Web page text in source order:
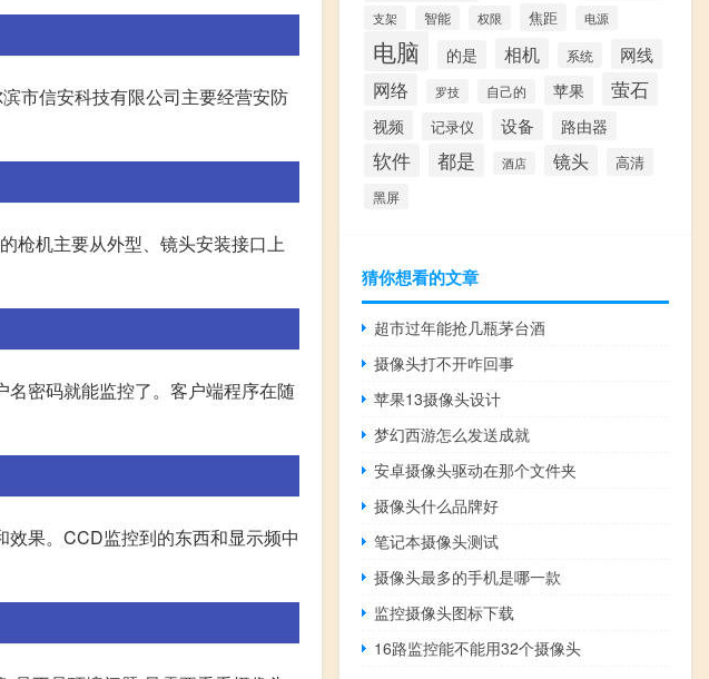
市信安科技有限公司主要经营安防
枪机主要从外型、镜头安装接口上
密码就能监控了。客户端程序在随
果。CCD监控到的东西和显示频中
支架 智能 权限 焦距 电源
电脑 的是 相机 系统 网线
网络 罗技 自己的 苹果 萤石
视频 记录仪 设备 路由器
软件 都是 酒店 镜头 高清
黑屏
猜你想看的文章
超市过年能抢几瓶茅台酒
摄像头打不开咋回事
苹果13摄像头设计
梦幻西游怎么发送成就
安卓摄像头驱动在那个文件夹
摄像头什么品牌好
笔记本摄像头测试
摄像头最多的手机是哪一款
监控摄像头图标下载
16路监控能不能用32个摄像头